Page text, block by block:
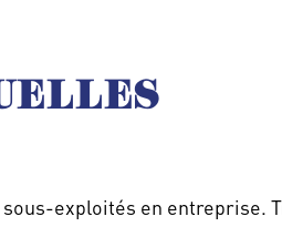
exploités en entreprise.